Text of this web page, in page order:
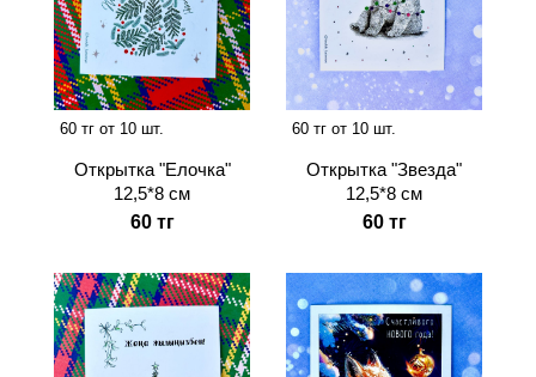
60 тг от 10 шт.
Открытка "Елочка"
12,5*8 см
60 тг
60 тг от 10 шт.
Открытка "Звезда"
12,5*8 см
60 тг